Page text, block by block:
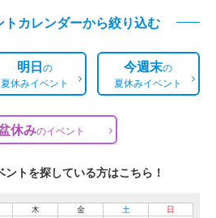
トカレンダーから絞り込む
明日の
夏休みイベント
今週末の
夏休みイベント
休みのイベント
トを探している方はこちら！
木 金 土 日